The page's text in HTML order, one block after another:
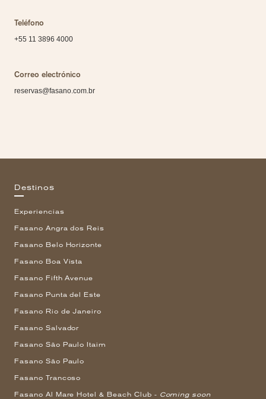
Teléfono
+55 11 3896 4000
Correo electrónico
reservas@fasano.com.br
Destinos
Experiencias
Fasano Angra dos Reis
Fasano Belo Horizonte
Fasano Boa Vista
Fasano Fifth Avenue
Fasano Punta del Este
Fasano Rio de Janeiro
Fasano Salvador
Fasano São Paulo Itaim
Fasano São Paulo
Fasano Trancoso
Fasano Al Mare Hotel & Beach Club - Coming soon